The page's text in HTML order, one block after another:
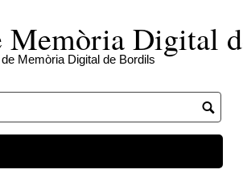
Memòria Digital
Memòria Digital de Bordils